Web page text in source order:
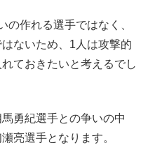
の作れる選手ではなく、
ないため、1人は攻撃的
ておきたいと考えるでし
勇紀選手との争いの中
亮選手となります。